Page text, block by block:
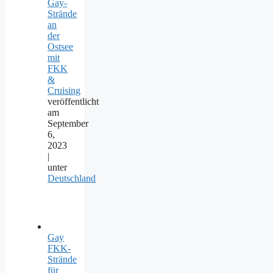
Gay-
Strände
an
der
Ostsee
mit
FKK
&
Cruising
veröffentlicht
am
September
6,
2023
|
unter
Deutschland
Gay
FKK-
Strände
für